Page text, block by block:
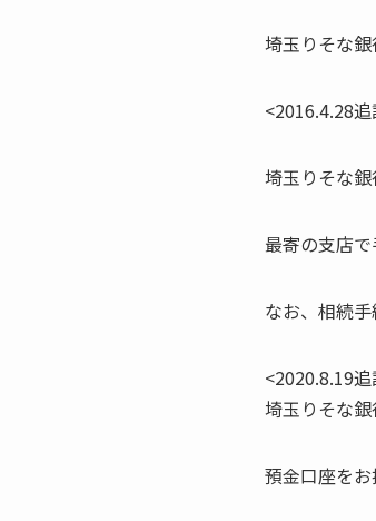
埼玉りそな
<2016.4.28
埼玉りそな銀
最寄の支店で
なお、相続
<2020.8.19
埼玉りそな銀
預金口座を